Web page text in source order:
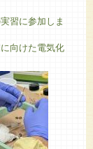
習に参加しま
向けた電気化